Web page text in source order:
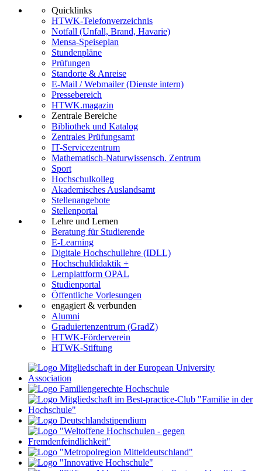
Quicklinks
HTWK-Telefonverzeichnis
Notfall (Unfall, Brand, Havarie)
Mensa-Speiseplan
Stundenpläne
Prüfungen
Standorte & Anreise
E-Mail / Webmailer (Dienste intern)
Pressebereich
HTWK.magazin
Zentrale Bereiche
Bibliothek und Katalog
Zentrales Prüfungsamt
IT-Servicezentrum
Mathematisch-Naturwissensch. Zentrum
Sport
Hochschulkolleg
Akademisches Auslandsamt
Stellenangebote
Stellenportal
Lehre und Lernen
Beratung für Studierende
E-Learning
Digitale Hochschullehre (IDLL)
Hochschuldidaktik +
Lernplattform OPAL
Studienportal
Öffentliche Vorlesungen
engagiert & verbunden
Alumni
Graduiertenzentrum (GradZ)
HTWK-Förderverein
HTWK-Stiftung